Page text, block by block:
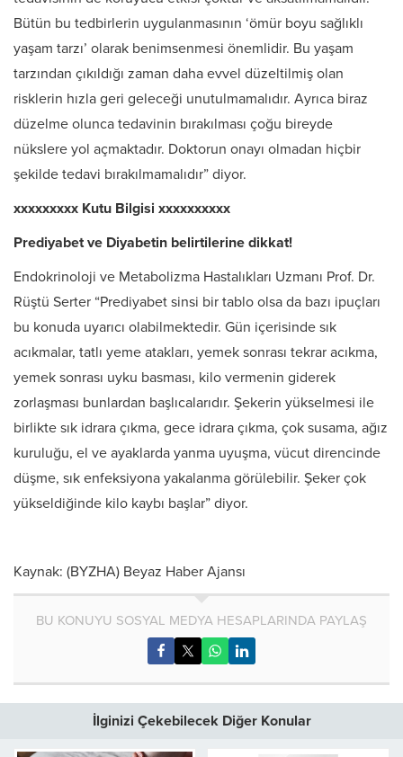
Bütün bu tedbirlerin uygulanmasının ‘ömür boyu sağlıklı
yaşam tarzı’ olarak benimsenmesi önemlidir. Bu yaşam
tarzından çıkıldığı zaman daha evvel düzeltilmiş olan
risklerin hızla geri geleceği unutulmamalıdır. Ayrıca biraz
düzelme olunca tedavinin bırakılması çoğu bireyde
nükslere yol açmaktadır. Doktorun onayı olmadan hiçbir
şekilde tedavi bırakılmamalıdır” diyor.
xxxxxxxxx Kutu Bilgisi xxxxxxxxxx
Prediyabet ve Diyabetin belirtilerine dikkat!
Endokrinoloji ve Metabolizma Hastalıkları Uzmanı Prof. Dr.
Rüştü Serter “Prediyabet sinsi bir tablo olsa da bazı ipuçları
bu konuda uyarıcı olabilmektedir. Gün içerisinde sık
acıkmalar, tatlı yeme atakları, yemek sonrası tekrar acıkma,
yemek sonrası uyku basması, kilo vermenin giderek
zorlaşması bunlardan başlıcalarıdır. Şekerin yükselmesi ile
birlikte sık idrara çıkma, gece idrara çıkma, çok susama, ağız
kuruluğu, el ve ayaklarda yanma uyuşma, vücut direncinde
düşme, sık enfeksiyona yakalanma görülebilir. Şeker çok
yükseldiğinde kilo kaybı başlar” diyor.
Kaynak: (BYZHA) Beyaz Haber Ajansı
BU KONUYU SOSYAL MEDYA HESAPLARINDA PAYLAŞ
İlginizi Çekebilecek Diğer Konular